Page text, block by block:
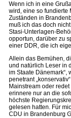
Wenn ich in eine
wird, eine so fundierte
Zuständen in
muß ich das doch
Stasi-Unterlagen-
opportun, darüber zu
einer DDR, die ich
Allein das Bemühen,
und natürlich Leser in
im Staate Dänemark“,
penetrant
Mainstream oder
erinnere nur an die
höchste
gelesen hatten. Für
CDU in Brandenburg